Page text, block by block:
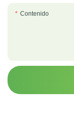
Contenido